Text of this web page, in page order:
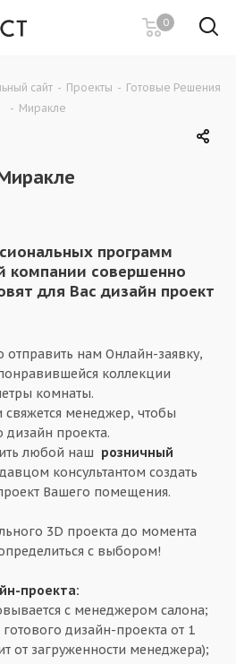
0
сайт - Проекты - Готовые Решения
- Миракле
программ
компании совершенно
для Вас дизайн проект
нам Онлайн-заявку,
коллекции
комнаты.
менеджер, чтобы
дизайн проекта.
любой наш розничный
консультантом создать
Вашего помещения.
3D проекта до момента
с выбором!
проекта:
с менеджером салона;
дизайн-проекта от 1
от загруженности менеджера);